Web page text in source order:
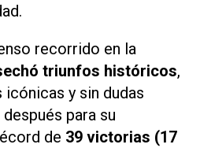
recorrido en la
triunfos históricos,
y sin dudas
para su
de 39 victorias (17